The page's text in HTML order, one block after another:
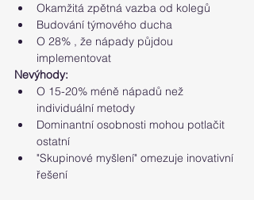
Okamžitá zpětná vazba od kolegů
Budování týmového ducha
O 28% , že nápady půjdou
implementovat
Nevýhody:
O 15-20% méně nápadů než
individuální metody
Dominantní osobnosti mohou potlačit
ostatní
"Skupinové myšlení" omezuje inovativní
řešení